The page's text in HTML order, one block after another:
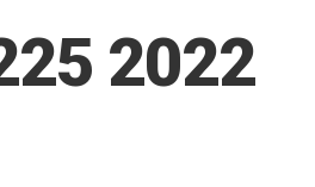
2022